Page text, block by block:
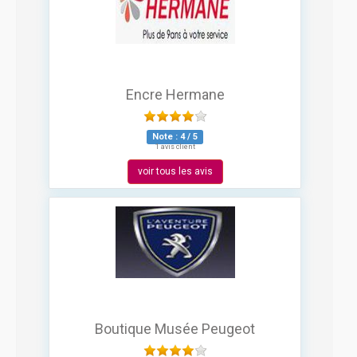
Encre Hermane
Note : 4/ 5
1 avis client
voir tous les avis
Boutique Musée Peugeot